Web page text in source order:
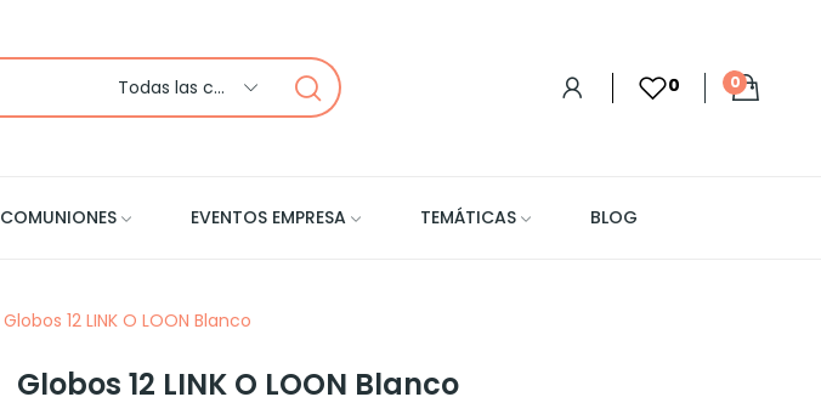
Todas las categorias 0 0
COMUNIONES EVENTOS EMPRESA TEMÁTICAS BLOG
Globos 12 LINK O LOON Blanco
Globos 12 LINK O LOON Blanco